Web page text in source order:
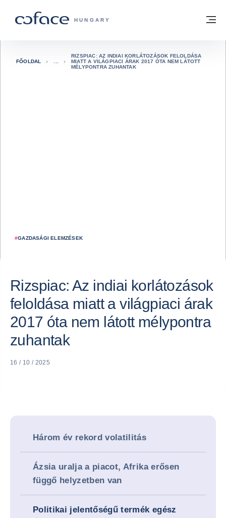
COFACE FOR TRADE - A COFACE
HUNGARY
Vissza a főoldalra
#GAZDASÁGI ELEMZÉSEK
FŐOLDAL
RIZSPIAC: AZ INDIAI KORLÁTOZÁSOK FELOLDÁSA
MIATT A VILÁGPIACI ÁRAK 2017 ÓTA NEM LÁTOTT
MÉLYPONTRA ZUHANTAK
Rizspiac: Az indiai korlátozások
feloldása miatt a világpiaci árak
2017 óta nem látott mélypontra
zuhantak
16 / 10 / 2025
Három év rekord volatilitás
Ázsia uralja a piacot, Afrika erősen
függő helyzetben van
Politikai jelentőségű termék egész